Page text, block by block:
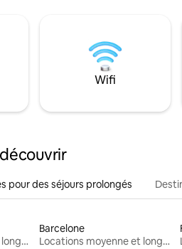
Wifi
pour des séjours prolongés
Locations moyenne et longue durée
Barcelone
Locations moyenne et longue durée